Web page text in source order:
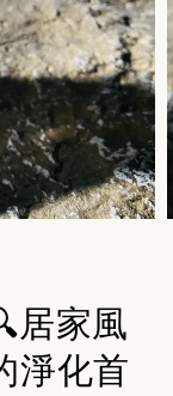
居家風
淨化首